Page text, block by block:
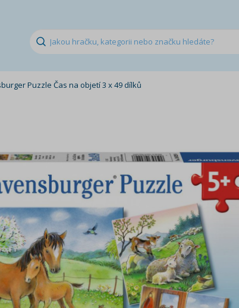
Puzzle Čas na objetí 3 x 49 dílků